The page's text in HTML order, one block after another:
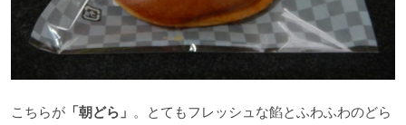
こちらが「朝どら」 。とてもフレッシュな餡とふわふわのどら